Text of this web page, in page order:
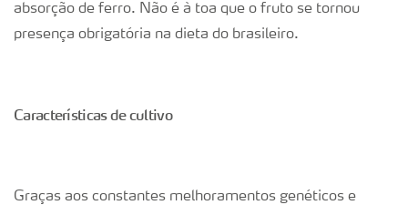
absorção de ferro. Não é à toa que o fruto se tornou
presença obrigatória na dieta do brasileiro.
Características de cultivo
Graças aos constantes melhoramentos genéticos e